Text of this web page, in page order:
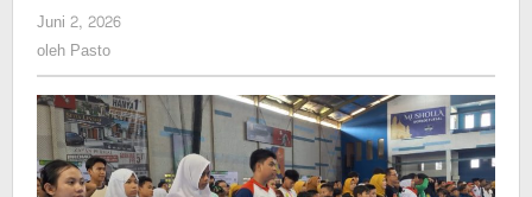
Rebut
Tiket
ke
Tingkat
Provinsi
Juni 2, 2026
oleh Pasto